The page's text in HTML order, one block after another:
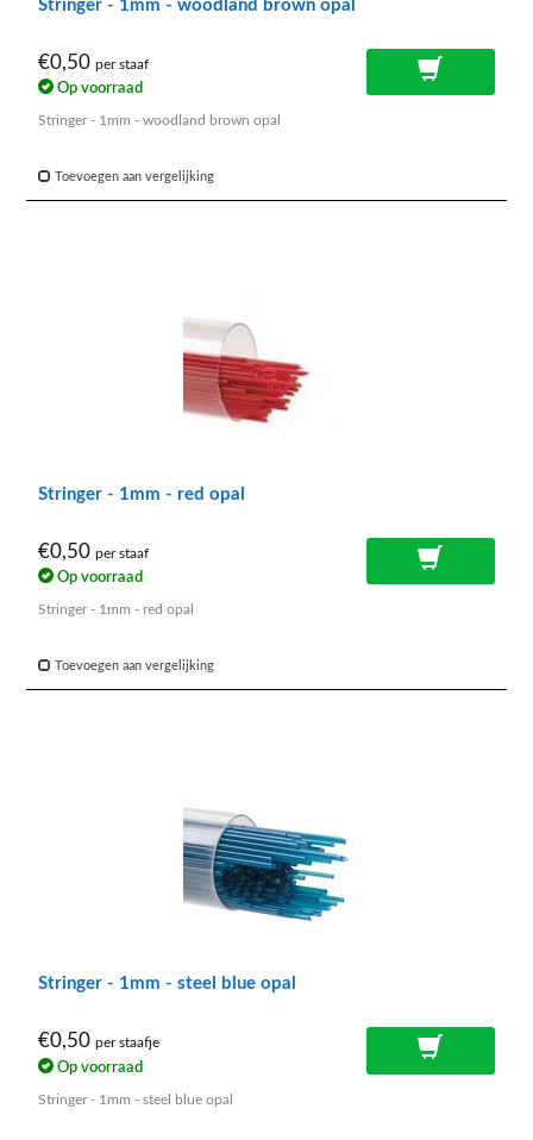
Stringer - 1mm - woodland brown opal
€0,50 per staaf
Op voorraad
Stringer - 1mm - woodland brown opal
Toevoegen aan vergelijking
Stringer - 1mm - red opal
€0,50 per staaf
Op voorraad
Stringer - 1mm - red opal
Toevoegen aan vergelijking
Stringer - 1mm - steel blue opal
€0,50 per staafje
Op voorraad
Stringer - 1mm - steel blue opal